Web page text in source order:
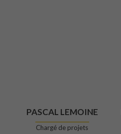
PASCAL LEMOINE
Chargé de projets